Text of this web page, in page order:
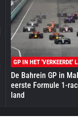
GP IN HET 'VERKEERDE'
De Bahrein GP in
eerste Formule 1-
land